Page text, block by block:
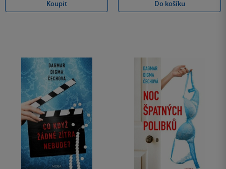
Koupit
Do košíku